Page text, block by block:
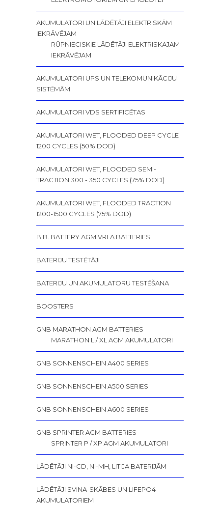
AKUMULATORI UN LĀDĒTĀJI ELEKTRISKĀM
IEKRĀVĒJAM
RŪPNIECISKIE LĀDĒTĀJI ELEKTRISKAJAM
IEKRĀVĒJAM
AKUMULATORI UPS UN TELEKOMUNIKĀCIJU
SISTĒMĀM
AKUMULATORI VDS SERTIFICĒTAS
AKUMULATORI WET, FLOODED DEEP CYCLE
1200 CYCLES (50% DOD)
AKUMULATORI WET, FLOODED SEMI-
TRACTION 300 - 350 CYCLES (75% DOD)
AKUMULATORI WET, FLOODED TRACTION
1200-1500 CYCLES (75% DOD)
B.B. BATTERY AGM VRLA BATTERIES
BATERIJU TESTĒTĀJI
BATERIJU UN AKUMULATORU TESTĒŠANA
BOOSTERS
GNB MARATHON AGM BATTERIES
MARATHON L / XL AGM AKUMULATORI
GNB SONNENSCHEIN A400 SERIES
GNB SONNENSCHEIN A500 SERIES
GNB SONNENSCHEIN A600 SERIES
GNB SPRINTER AGM BATTERIES
SPRINTER P / XP AGM AKUMULATORI
LĀDĒTĀJI NI-CD, NI-MH, LITIJA BATERIJĀM
LĀDĒTĀJI SVINA-SKĀBES UN LIFEPO4
AKUMULATORIEM